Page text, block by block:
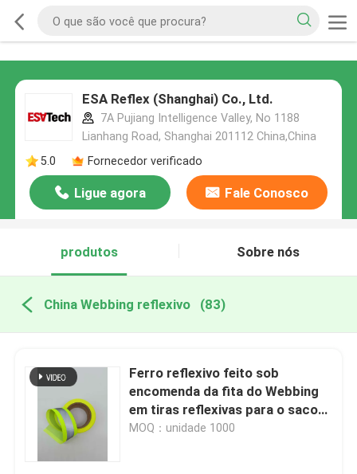
ESA Reflex (Shanghai) Co., Ltd.
7A Pujiang Intelligence Valley, No 1188
Lianhang Road, Shanghai 201112 China,China
5.0
Fornecedor verificado
Ligue agora Fale Conosco
produtos Sobre nós
China Webbing reflexivo (83)
Ferro reflexivo feito sob
encomenda da fita do Webbing
em tiras reflexivas para o saco
da correia de segurança da
MOQ：unidade 1000